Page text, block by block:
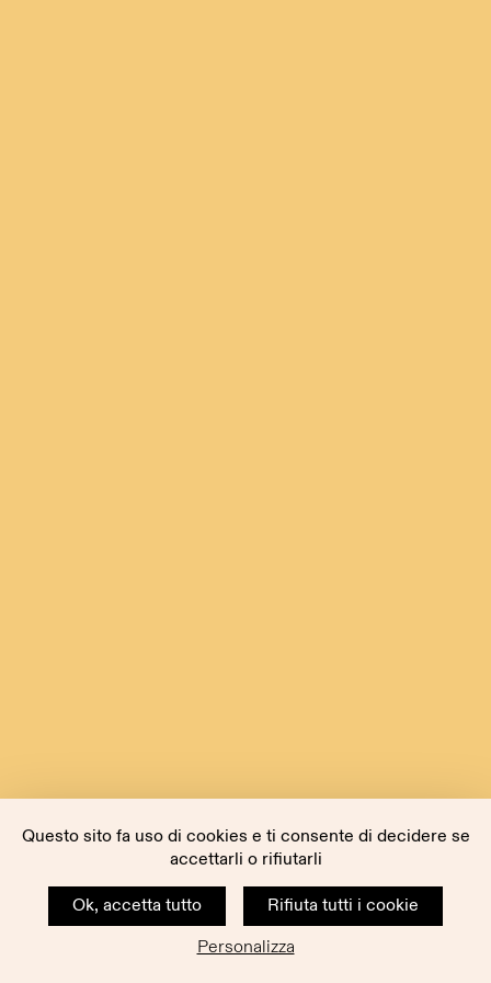
Questo sito fa uso di cookies e ti consente di decidere se
accettarli o rifiutarli
Ok, accetta tutto
Rifiuta tutti i cookie
Personalizza